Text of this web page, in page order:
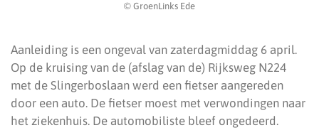
© GroenLinks Ede
Aanleiding is een ongeval van zaterdagmiddag 6 april.
Op de kruising van de (afslag van de) Rijksweg N224
met de Slingerboslaan werd een fietser aangereden
door een auto. De fietser moest met verwondingen naar
het ziekenhuis. De automobiliste bleef ongedeerd.